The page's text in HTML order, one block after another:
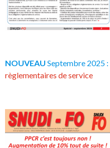
NOUVEAU Septembre 2025 :
règlementaires de service